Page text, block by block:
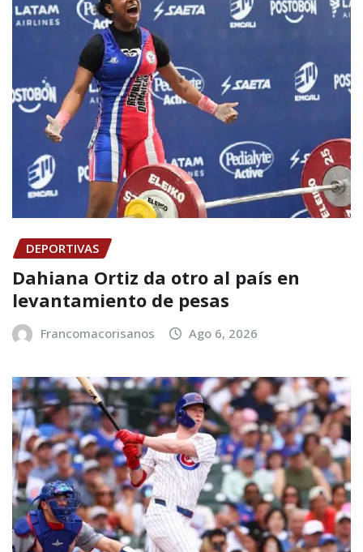
DEPORTIVAS
Dahiana Ortiz da otro al país en
levantamiento de pesas
Francomacorisanos Ago 6, 2026